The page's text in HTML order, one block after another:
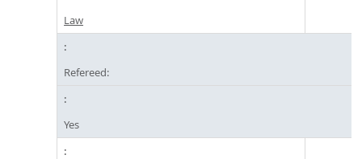
Law
Refereed:
Yes